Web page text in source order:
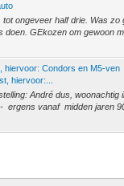
ongeveer half drie. Was zo
GEkozen om gewoon
hiervoor: Condors en M5-ven
hiervoor:...
André dus, woonachtig
ergens vanaf midden jaren